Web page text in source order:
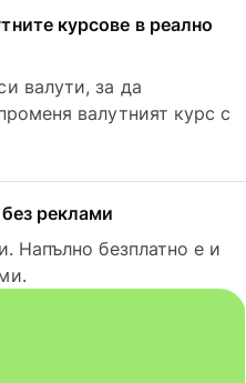
курсове в реално
валути, за да
валутният курс с
реклами
Напълно безплатно е и